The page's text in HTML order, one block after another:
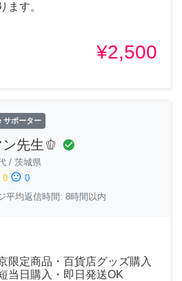
ます。
¥2,500
サポーター
先生🫑 check_circle
/ 茨城県
0 sentiment_dissatisfied 0
平均返信時間: 8時間以内
限定商品・百貨店グッズ購入
当日購入・即日発送OK